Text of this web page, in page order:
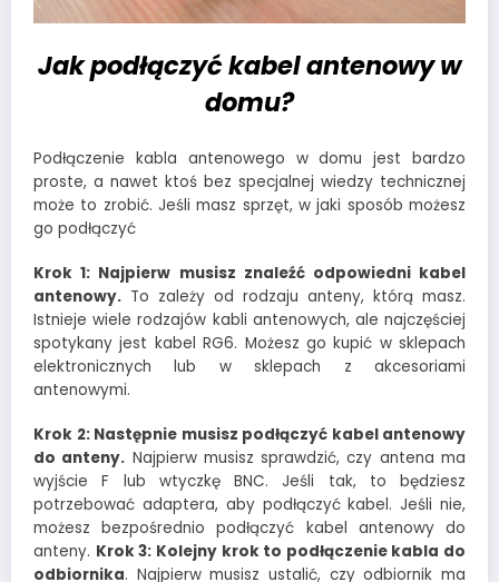
Jak podłączyć kabel antenowy w
domu?
Podłączenie kabla antenowego w domu jest bardzo
proste, a nawet ktoś bez specjalnej wiedzy technicznej
może to zrobić. Jeśli masz sprzęt, w jaki sposób możesz
go podłączyć
Krok 1: Najpierw musisz znaleźć odpowiedni kabel
antenowy. To zależy od rodzaju anteny, którą masz.
Istnieje wiele rodzajów kabli antenowych, ale najczęściej
spotykany jest kabel RG6. Możesz go kupić w sklepach
elektronicznych lub w sklepach z akcesoriami
antenowymi.
Krok 2: Następnie musisz podłączyć kabel antenowy
do anteny. Najpierw musisz sprawdzić, czy antena ma
wyjście F lub wtyczkę BNC. Jeśli tak, to będziesz
potrzebować adaptera, aby podłączyć kabel. Jeśli nie,
możesz bezpośrednio podłączyć kabel antenowy do
anteny. Krok 3: Kolejny krok to podłączenie kabla do
odbiornika. Najpierw musisz ustalić, czy odbiornik ma